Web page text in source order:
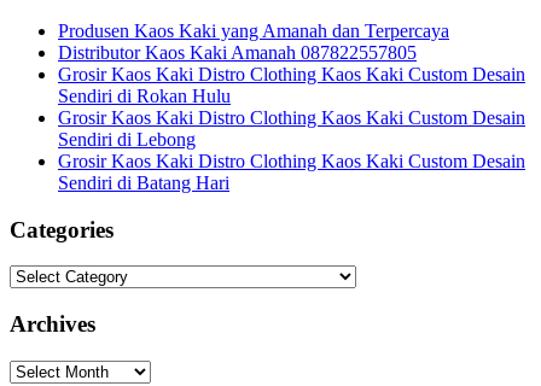
Produsen Kaos Kaki yang Amanah dan Terpercaya
Distributor Kaos Kaki Amanah 087822557805
Grosir Kaos Kaki Distro Clothing Kaos Kaki Custom Desain
Sendiri di Rokan Hulu
Grosir Kaos Kaki Distro Clothing Kaos Kaki Custom Desain
Sendiri di Lebong
Grosir Kaos Kaki Distro Clothing Kaos Kaki Custom Desain
Sendiri di Batang Hari
Categories
Categories
Archives
Archives